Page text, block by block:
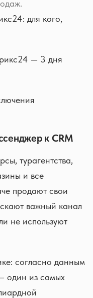
для кого,
— 3 дня
к CRM
турагентства,
и все
продают свои
важный канал
не используют
согласно данным
один из самых